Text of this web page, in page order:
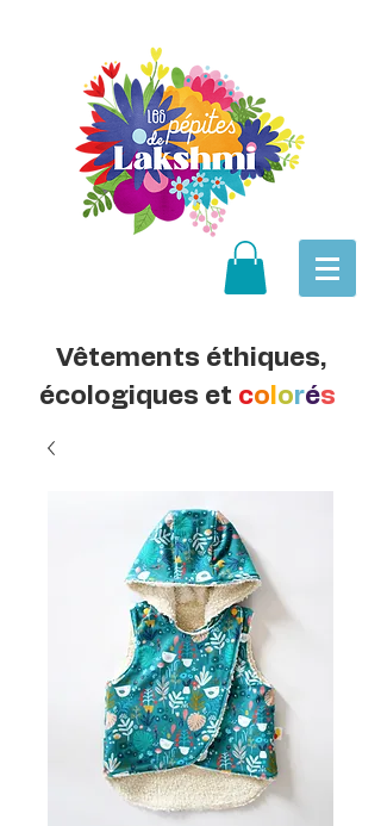
Vêtements éthiques,
écologiques et co orés